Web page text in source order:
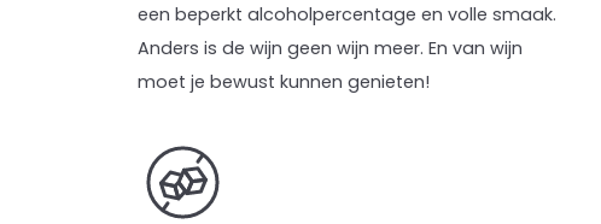
een beperkt alcoholpercentage en volle smaak.
Anders is de wijn geen wijn meer. En van wijn
moet je bewust kunnen genieten!